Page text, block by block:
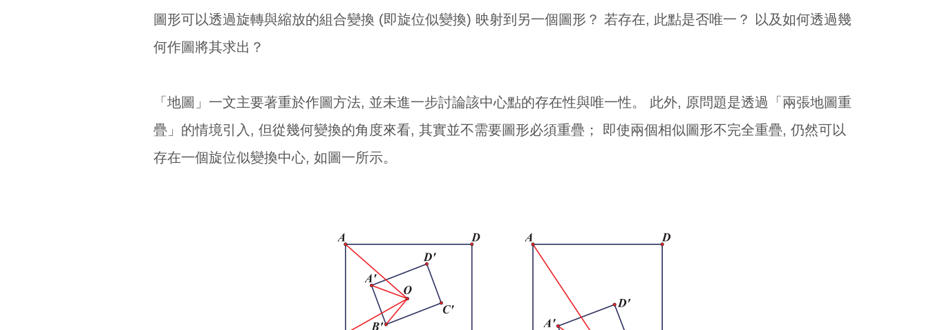
圖形可以透過旋轉與縮放的組合變換 (即旋位似變換) 映射到另一個圖形？ 若存在, 此點是否唯一？ 以及如何透過幾
何作圖將其求出？
「地圖」一文主要著重於作圖方法, 並未進一步討論該中心點的存在性與唯一性。 此外, 原問題是透過「兩張地圖重
疊」的情境引入, 但從幾何變換的角度來看, 其實並不需要圖形必須重疊； 即使兩個相似圖形不完全重疊, 仍然可以
存在一個旋位似變換中心, 如圖一所示。